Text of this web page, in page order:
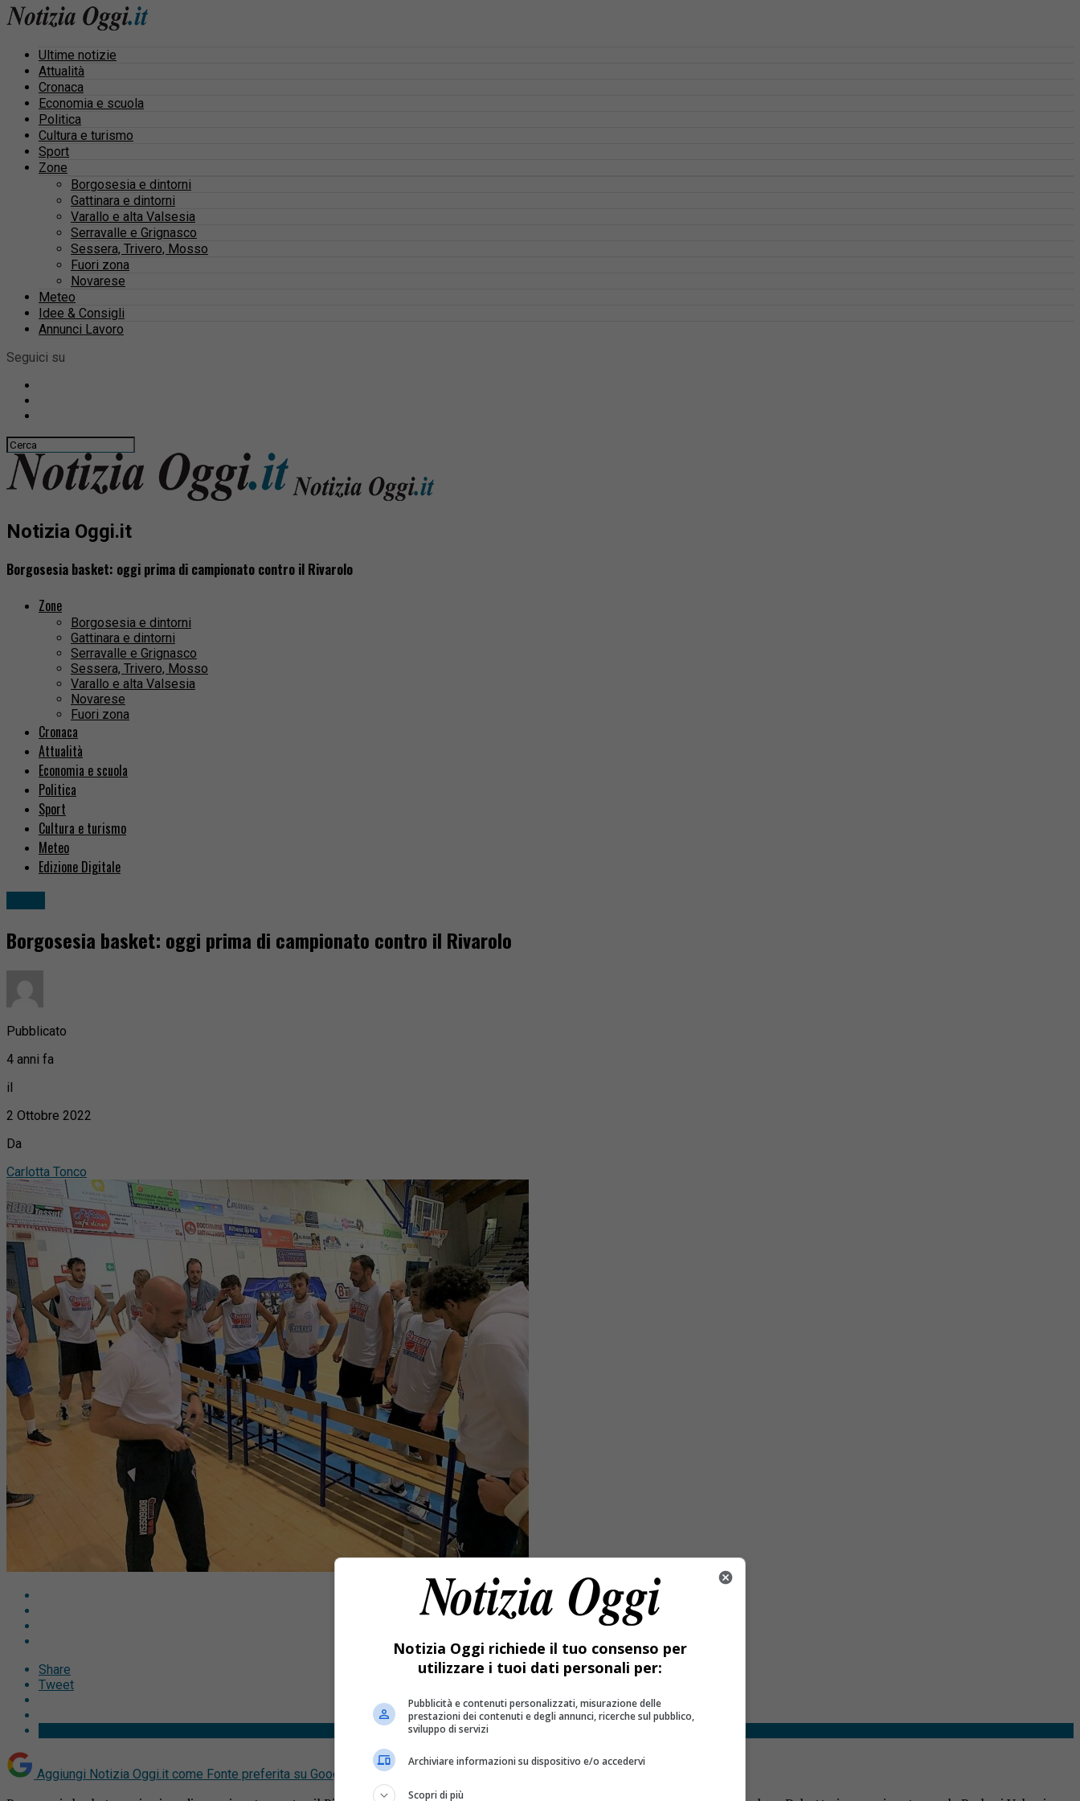
Ultime notizie
Attualità
Cronaca
Economia e scuola
Politica
Cultura e turismo
Sport
Zone
Borgosesia e dintorni
Gattinara e dintorni
Varallo e alta Valsesia
Serravalle e Grignasco
Sessera, Trivero, Mosso
Fuori zona
Novarese
Meteo
Idee & Consigli
Annunci Lavoro
Seguici su
Notizia Oggi.it
Borgosesia basket: oggi prima di campionato contro il Rivarolo
Zone
Borgosesia e dintorni
Gattinara e dintorni
Serravalle e Grignasco
Sessera, Trivero, Mosso
Varallo e alta Valsesia
Novarese
Fuori zona
Cronaca
Attualità
Economia e scuola
Politica
Sport
Cultura e turismo
Meteo
Edizione Digitale
Borgosesia basket: oggi prima di campionato contro il Rivarolo
Pubblicato
4 anni fa
il
2 Ottobre 2022
Da
Carlotta Tonco
Share
Tweet
Aggiungi Notizia Oggi.it come Fonte preferita su Google
Notizia Oggi richiede il tuo consenso per
utilizzare i tuoi dati personali per:
Pubblicità e contenuti personalizzati, misurazione delle
prestazioni dei contenuti e degli annunci, ricerche sul pubblico,
sviluppo di servizi
Archiviare informazioni su dispositivo e/o accedervi
Scopri di più